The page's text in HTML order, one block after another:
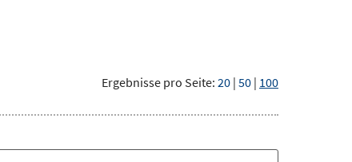
Ergebnisse pro Seite: 20 | 50 | 100